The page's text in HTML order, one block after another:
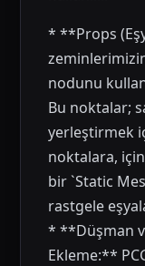
* **Props
nodunu
Bu noktalar;
yerleştirmek
noktalara,
bir `Static
rastgele
* **Düşman
Ekleme:**